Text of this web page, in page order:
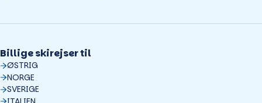
Billige skirejser til
ØSTRIG
NORGE
SVERIGE